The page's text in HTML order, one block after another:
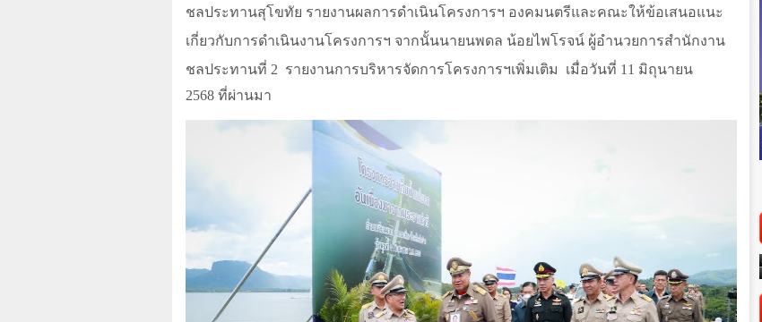
ชลประทานสุโขทัย รายงานผลการดำเนินโครงการฯ องคมนตรีและคณะให้ข้อเสนอแนะ
เกี่ยวกับการดำเนินงานโครงการฯ จากนั้นนายนพดล น้อยไพโรจน์ ผู้อำนวยการสำนักงาน
ชลประทานที่ 2 รายงานการบริหารจัดการโครงการฯเพิ่มเติม เมื่อวันที่ 11 มิถุนายน
2568 ที่ผ่านมา